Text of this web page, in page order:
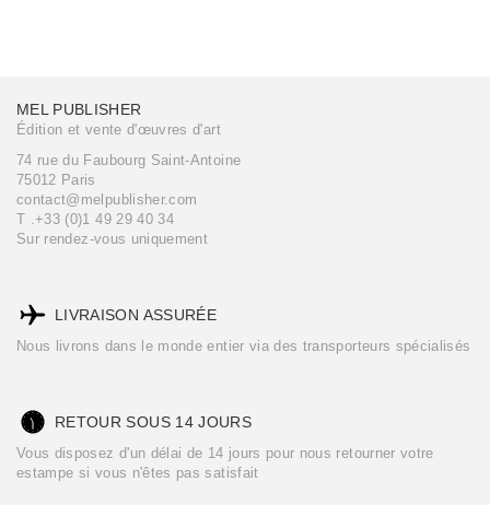
MEL PUBLISHER
Édition et vente d'œuvres d'art
74 rue du Faubourg Saint-Antoine
75012 Paris
contact@melpublisher.com
T .+33 (0)1 49 29 40 34
Sur rendez-vous uniquement
LIVRAISON ASSURÉE
Nous livrons dans le monde entier via des transporteurs spécialisés
RETOUR SOUS 14 JOURS
Vous disposez d'un délai de 14 jours pour nous retourner votre
estampe si vous n'êtes pas satisfait